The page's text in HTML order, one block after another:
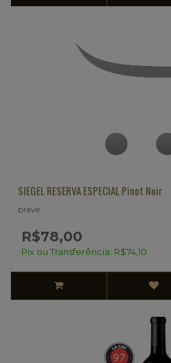
SIEGEL RESERVA ESPECIAL Pinot Noir
breve..
R$78,00
Pix ou Transferência: R$74,10